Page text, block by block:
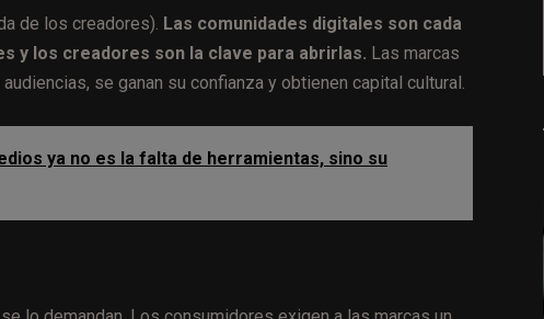
de los creadores). Las comunidades digitales son cada
y los creadores son la clave para abrirlas. Las marcas
se ganan su confianza y obtienen capital cultural.
ya no es la falta de herramientas, sino su